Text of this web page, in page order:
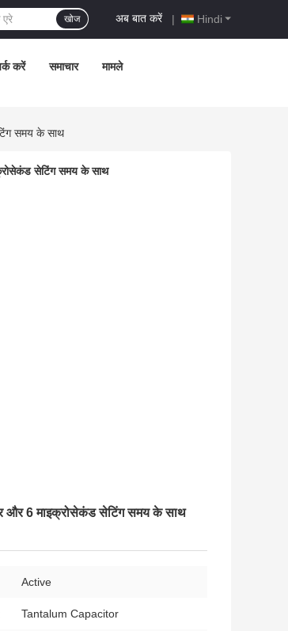
Hindi
अब बात करें |
खोज
करें समाचार मामले
समय के साथ
सेटिंग समय के साथ
और 6 माइक्रोसेकंड सेटिंग समय के साथ
Active
Tantalum Capacitor